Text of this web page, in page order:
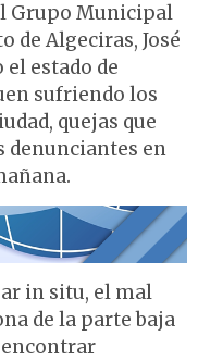
Grupo Municipal
de Algeciras, José
estado de
sufriendo los
quejas que
denunciantes en
in situ, el mal
de la parte baja
encontrar